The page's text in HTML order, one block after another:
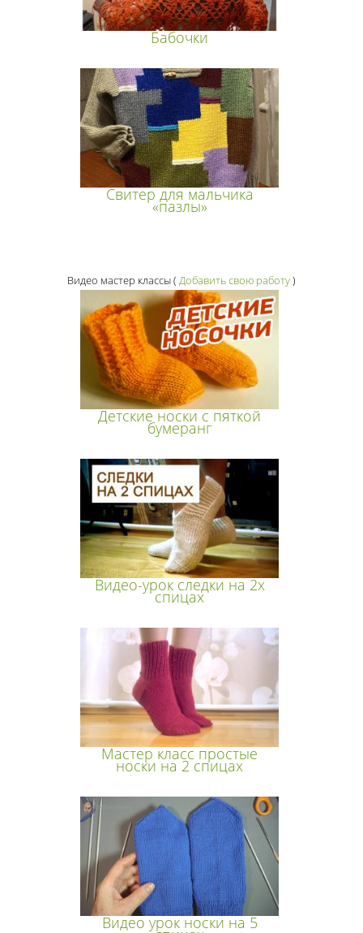
Бабочки
Свитер для мальчика
«пазлы»
Видео мастер классы( Добавить свою работу)
Детские носки с пяткой
бумеранг
Видео-урок следки на 2х
спицах
Мастер класс простые
носки на 2 спицах
Видео урок носки на 5